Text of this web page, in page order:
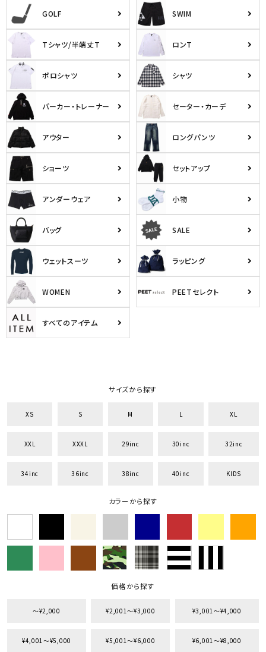
キーワードから探す
円 ～ 円
カテゴリ
GOLF SWIM
Tシャツ/半端丈T ロンT
ポロシャツ シャツ
パーカー・トレーナー セーター・カーデ
アウター ロングパンツ
ショーツ セットアップ
アンダーウェア 小物
バッグ SALE
ウェットスーツ ラッピング
WOMEN PEETセレクト
すべてのアイテム
サイズから探す
XS S M L XL
XXL XXXL 29inc 30inc 32inc
34inc 36inc 38inc 40inc KIDS
カラーから探す
価格から探す
〜¥2,000 ¥2,001〜¥3,000 ¥3,001〜¥4,000
¥4,001〜¥5,000 ¥5,001〜¥6,000 ¥6,001〜¥8,000